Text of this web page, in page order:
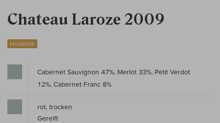
Chateau Laroze 2009
Holzkiste
Cabernet Sauvignon 47%, Merlot 33%, Petit Verdot
12%, Cabernet Franc 8%
rot, trocken
Gereift